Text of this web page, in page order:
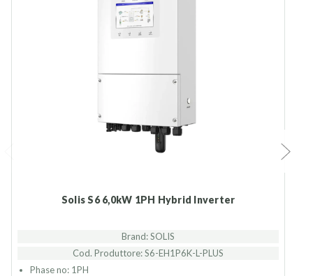
Solis S6 6,0kW 1PH Hybrid Inverter
Brand: SOLIS
Cod. Produttore: S6-EH1P6K-L-PLUS
Phase no: 1PH